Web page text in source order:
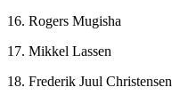
16. Rogers Mugisha
17. Mikkel Lassen
18. Frederik Juul Christensen